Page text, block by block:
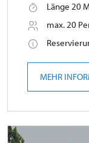
Länge 20
max. 20
MEHR